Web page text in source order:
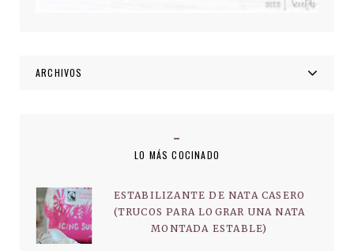
ARCHIVOS
LO MÁS COCINADO
ESTABILIZANTE DE NATA CASERO
(TRUCOS PARA LOGRAR UNA NATA
MONTADA ESTABLE)